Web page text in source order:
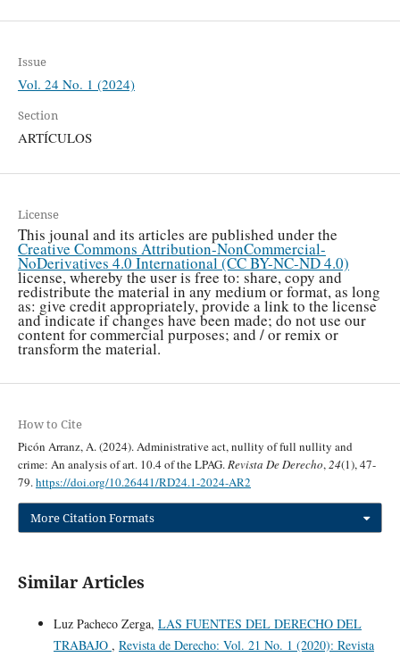
Issue
Vol. 24 No. 1 (2024)
Section
ARTÍCULOS
License
This jounal and its articles are published under the
Creative Commons Attribution-NonCommercial-
NoDerivatives 4.0 International (CC BY-NC-ND 4.0)
license, whereby the user is free to: share, copy and
redistribute the material in any medium or format, as long
as: give credit appropriately, provide a link to the license
and indicate if changes have been made; do not use our
content for commercial purposes; and / or remix or
transform the material.
How to Cite
Picón Arranz, A. (2024). Administrative act, nullity of full nullity and
crime: An analysis of art. 10.4 of the LPAG.Revista De Derecho,24(1), 47-
79.https://doi.org/10.26441/RD24.1-2024-AR2
More Citation Formats
Similar Articles
Luz Pacheco Zerga, LAS FUENTES DEL DERECHO DEL
TRABAJO , Revista de Derecho: Vol. 21 No. 1 (2020): Revista